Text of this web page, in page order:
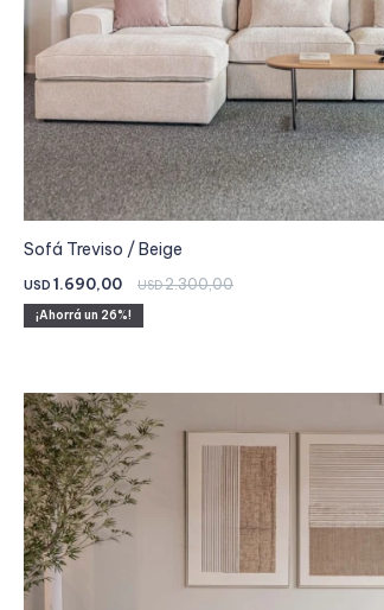
Sofá Treviso / Beige
USD 1.690,00 USD2.300,00
26